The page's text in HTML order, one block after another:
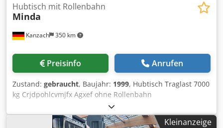
Kanzach 350 km
Hubtisch mit Rollenbahn
Minda
Preisinfo Anrufen
Zustand: gebraucht, Baujahr: 1999, Hubtisch Traglast 7000
kg Crjdpohlcvmjfx Agxef ohne Rollenbahn
Kleinanzeige